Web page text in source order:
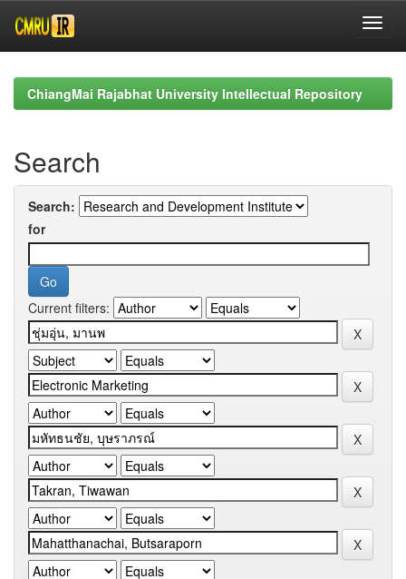
navigationChiangMai Rajabhat University Intellectual Repository
Search
Search:
for
Current filters: